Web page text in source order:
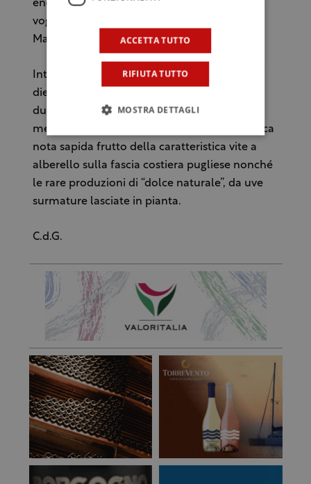
enorme; in California ne sono entusiasti. E io
voglio partecipare al riscatto del Primitivo di
Manduria”.
Intanto a Roma una degustazione guidata di
dieci etichette, provenienti dai 18 Comuni su
due province dell'area a denominazione, ha
messo in luce vini identitari dalla caratteristica
nota sapida frutto della caratteristica vite a
alberello sulla fascia costiera pugliese nonché
le rare produzioni di “dolce naturale”, da uve
surmature lasciate in pianta.
C.d.G.
ACCETTA TUTTO
RIFIUTA TUTTO
MOSTRA DETTAGLI